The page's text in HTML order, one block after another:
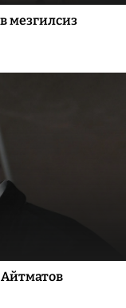
мезгилсиз